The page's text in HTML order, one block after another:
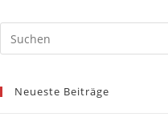
Neueste Beiträge